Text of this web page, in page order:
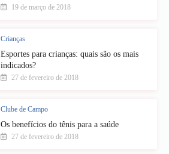
19 de março de 2018
Crianças
Esportes para crianças: quais são os mais
indicados?
27 de fevereiro de 2018
Clube de Campo
Os benefícios do tênis para a saúde
27 de fevereiro de 2018